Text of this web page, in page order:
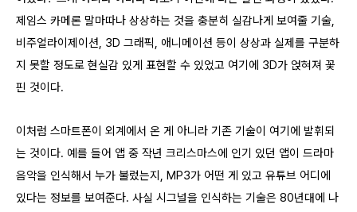
제임스 카메론 말마따나 상상하는 것을 충분히 실감나게 보여줄 기술,
비주얼라이제이션, 3D 그래픽, 애니메이션 등이 상상과 실제를 구분하
지 못할 정도로 현실감 있게 표현할 수 있었고 여기에 3D가 얹혀져 꽃
핀 것이다.
이처럼 스마트폰이 외계에서 온 게 아니라 기존 기술이 여기에 발휘되
는 것이다. 예를 들어 앱 중 작년 크리스마스에 인기 있던 앱이 드라마
음악을 인식해서 누가 불렀는지, MP3가 어떤 게 있고 유튜브 어디에
있다는 정보를 보여준다. 사실 시그널을 인식하는 기술은 80년대에 나